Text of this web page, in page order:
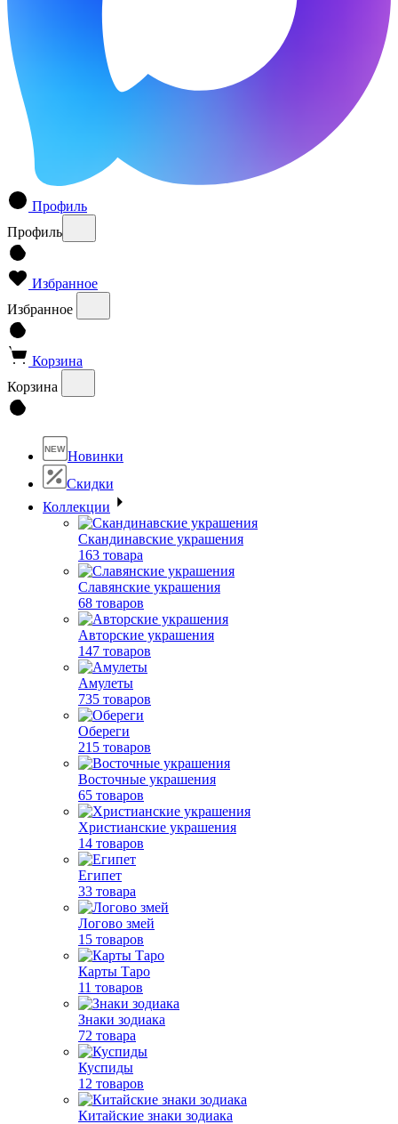
Профиль
Профиль
Избранное
Избранное
Корзина
Корзина
NEW Новинки
Скидки
Коллекции
Скандинавские украшения
163 товара
Славянские украшения
68 товаров
Авторские украшения
147 товаров
Амулеты
735 товаров
Обереги
215 товаров
Восточные украшения
65 товаров
Христианские украшения
14 товаров
Египет
33 товара
Логово змей
15 товаров
Карты Таро
11 товаров
Знаки зодиака
72 товара
Куспиды
12 товаров
Китайские знаки зодиака